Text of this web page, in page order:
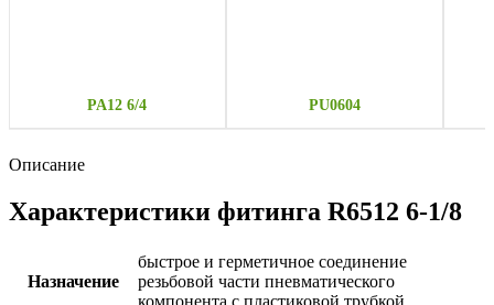
PA12 6/4 PU0604
Описание
Характеристики фитинга R6512 6-1/8
Назначение
быстрое и герметичное соединение
резьбовой части пневматического
компонента с пластиковой трубкой